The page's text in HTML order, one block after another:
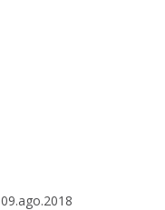
09.ago.2018